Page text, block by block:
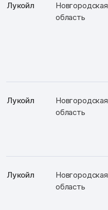
Лукойл
Новгородская
область
Лукойл
Новгородская
область
Лукойл
Новгородская
область